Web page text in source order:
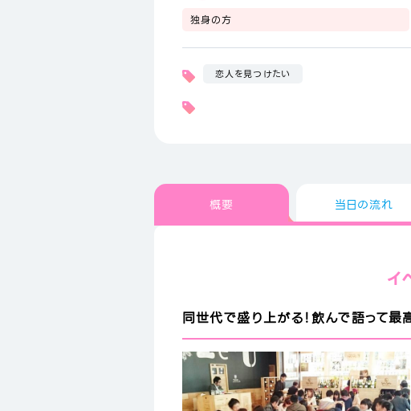
独身の方
恋人を見つけたい
概要 当日の流れ
イ
同世代で盛り上がる！飲んで語って最